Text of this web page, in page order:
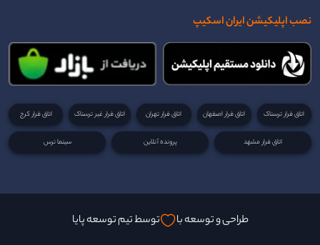
نصب اپلیکیشن ایران اسکیپ
اتاق فرار ترسناک اتاق فرار اصفهان اتاق فرار تهران اتاق فرار غیر ترسناک اتاق فرار کرج
اتاق فرار مشهد پرونده آنلاین سینما ترس
طراحی و توسعه با توسط تیم توسعه پایا